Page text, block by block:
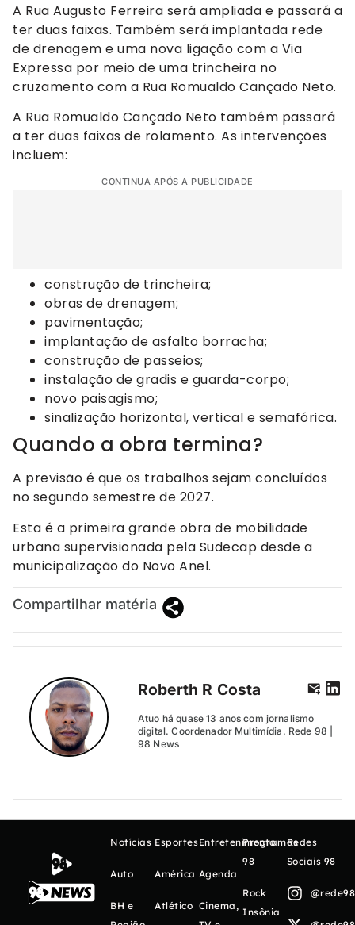
A Rua Augusto Ferreira será ampliada e passará a
ter duas faixas. Também será implantada rede
de drenagem e uma nova ligação com a Via
Expressa por meio de uma trincheira no
cruzamento com a Rua Romualdo Cançado Neto.
A Rua Romualdo Cançado Neto também passará
a ter duas faixas de rolamento. As intervenções
incluem:
CONTINUA APÓS A PUBLICIDADE
construção de trincheira;
obras de drenagem;
pavimentação;
implantação de asfalto borracha;
construção de passeios;
instalação de gradis e guarda-corpo;
novo paisagismo;
sinalização horizontal, vertical e semafórica.
Quando a obra termina?
A previsão é que os trabalhos sejam concluídos
no segundo semestre de 2027.
Esta é a primeira grande obra de mobilidade
urbana supervisionada pela Sudecap desde a
municipalização do Novo Anel.
Compartilhar matéria
Roberth R Costa
Atuo há quase 13 anos com jornalismo
digital. Coordenador Multimídia. Rede 98 |
98 News
Notícias
Auto
BH e
Esportes
América
Atlético
Entretenimento
Agenda
Cinema,
Programas
98
Rock
Insônia
Redes
Sociais 98